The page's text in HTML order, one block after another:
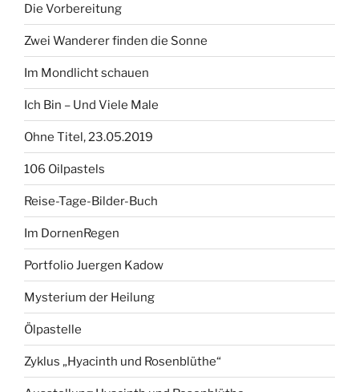
Die Vorbereitung
Zwei Wanderer finden die Sonne
Im Mondlicht schauen
Ich Bin – Und Viele Male
Ohne Titel, 23.05.2019
106 Oilpastels
Reise-Tage-Bilder-Buch
Im DornenRegen
Portfolio Juergen Kadow
Mysterium der Heilung
Ölpastelle
Zyklus „Hyacinth und Rosenblüthe“